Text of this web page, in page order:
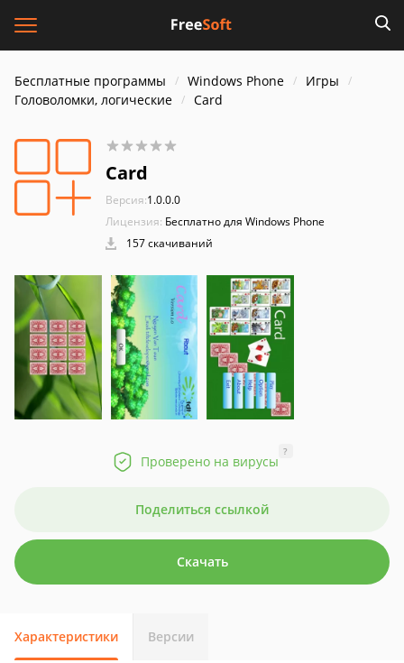
Бесплатные программы Windows Phone
Игры
Головоломки, логические
Card
Card
Версия:1.0.0.0
Лицензия: Бесплатно для Windows Phone
157 скачиваний
Проверено на вирусы
?
Поделиться ссылкой
Скачать
Характеристики Версии